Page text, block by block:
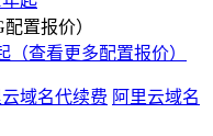
配置报价）
（查看更多配置报价）
云域名代续费 阿里云域名